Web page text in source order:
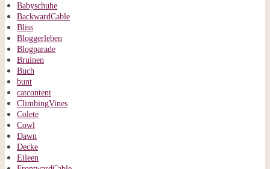
Babyschuhe
BackwardCable
Bliss
Bloggerleben
Blogparade
Bruinen
Buch
bunt
catcontent
ClimbingVines
Colete
Cowl
Dawn
Decke
Eileen